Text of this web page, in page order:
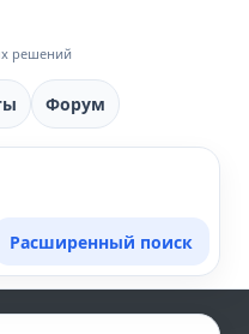
решений
Форум
Расширенный поиск